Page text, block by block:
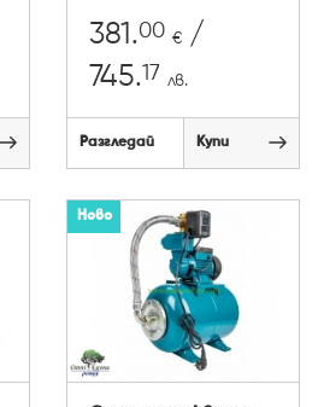
381.00 € /
745.17 лв.
Разгледай Купи
Ново